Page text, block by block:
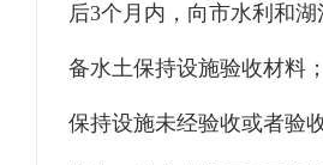
后3个月内，向市水利和湖
备水土保持设施验收材料
保持设施未经验收或者验